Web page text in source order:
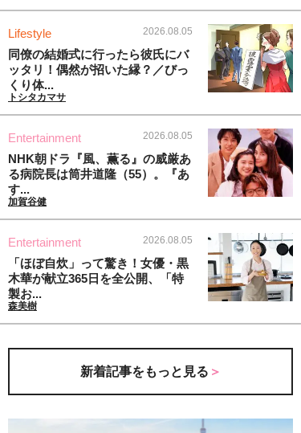
Lifestyle 2026.08.05
同僚の結婚式に行ったら彼氏にバ
ッタリ！偶然が招いた縁？／びっ
くり体...
トシタカマサ
Entertainment 2026.08.05
NHK朝ドラ『風、薫る』の威厳あ
る病院長は筒井道隆（55）。『あ
す...
加賀谷健
Entertainment 2026.08.05
「ほぼ自炊」って驚き！女優・黒
木華が献立365日を全公開、「特
製お...
森美樹
新着記事をもっと見る